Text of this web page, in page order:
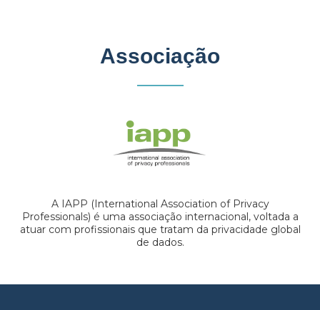
Associação
A IAPP (International Association of Privacy
Professionals) é uma associação internacional, voltada a
atuar com profissionais que tratam da privacidade global
de dados.